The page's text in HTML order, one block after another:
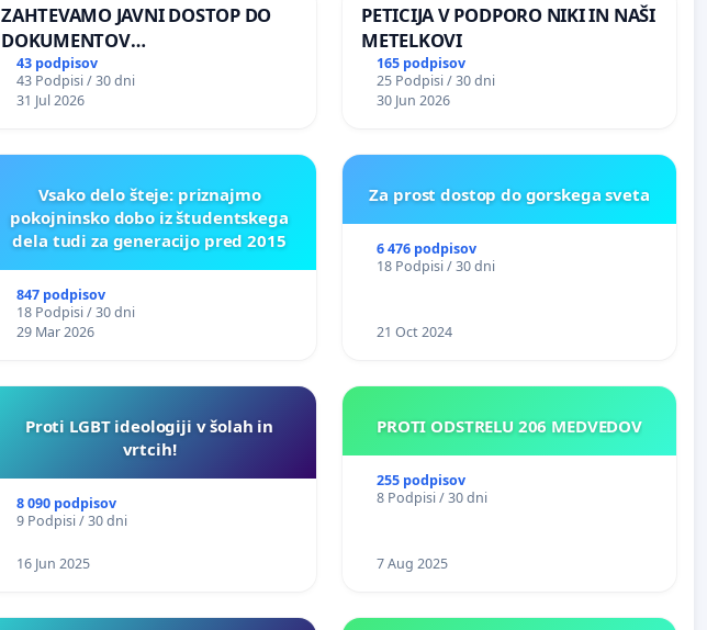
ZAHTEVAMO JAVNI DOSTOP DO
DOKUMENTOV
PARLAMENTARNIH
PREISKOVALNIH KOMISIJ O
ILEGALNI TRGOVINI Z OROŽJEM
43 podpisov
43 Podpisi / 30 dni
31 Jul 2026
PETICIJA V PODPORO NIKI IN NAŠI
METELKOVI
165 podpisov
25 Podpisi / 30 dni
30 Jun 2026
Vsako delo šteje: priznajmo
pokojninsko dobo iz študentskega
dela tudi za generacijo pred 2015
847 podpisov
18 Podpisi / 30 dni
29 Mar 2026
Za prost dostop do gorskega sveta
6 476 podpisov
18 Podpisi / 30 dni
21 Oct 2024
Proti LGBT ideologiji v šolah in
vrtcih!
8 090 podpisov
9 Podpisi / 30 dni
16 Jun 2025
PROTI ODSTRELU 206 MEDVEDOV
255 podpisov
8 Podpisi / 30 dni
7 Aug 2025